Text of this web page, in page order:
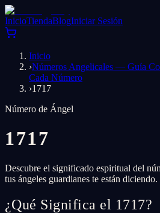
InicioTiendaBlogIniciar Sesión
Inicio
›Números Angelicales — Guía
Cada Número
›1717
Número de Ángel
1717
Descubre el significado espiritual del
tus ángeles guardianes te están diciendo.
¿Qué Significa el 1717?